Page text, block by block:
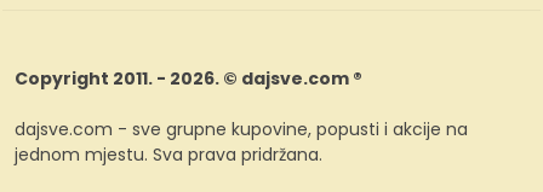
Copyright 2011. - 2026. © dajsve.com ®
dajsve.com - sve grupne kupovine, popusti i akcije na
jednom mjestu. Sva prava pridržana.